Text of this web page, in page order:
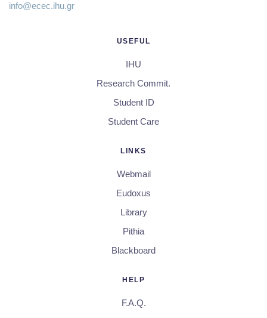
info@ecec.ihu.gr
USEFUL
IHU
Research Commit.
Student ID
Student Care
LINKS
Webmail
Eudoxus
Library
Pithia
Blackboard
HELP
F.A.Q.